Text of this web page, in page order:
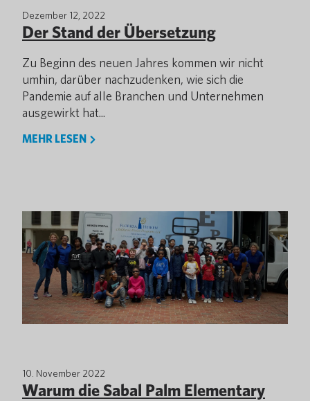
Dezember 12, 2022
Der Stand der Übersetzung
Zu Beginn des neuen Jahres kommen wir nicht
umhin, darüber nachzudenken, wie sich die
Pandemie auf alle Branchen und Unternehmen
ausgewirkt hat...
MEHR LESEN
10. November 2022
Warum die Sabal Palm Elementary